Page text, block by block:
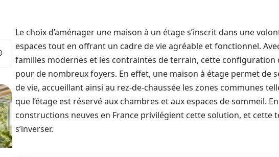
Le choix d’aménager une maison à un étage s’inscrit dans une
espaces tout en offrant un cadre de vie agréable et fonctionnel.
familles modernes et les contraintes de terrain, cette
pour de nombreux foyers. En effet, une maison à étage permet de
de vie, accueillant ainsi au rez-de-chaussée les zones communes
que l’étage est réservé aux chambres et aux espaces de sommeil.
constructions neuves en France privilégient cette solution, et cette
s’inverser.